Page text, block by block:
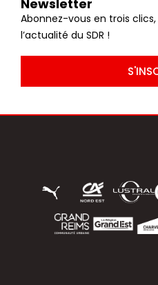
Newsletter
Abonnez-vous en trois
l’actualité du SDR !